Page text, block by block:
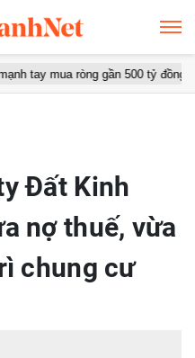
gần 500 tỷ đồng
Đất Kinh
nợ thuế, vừa
chung cư